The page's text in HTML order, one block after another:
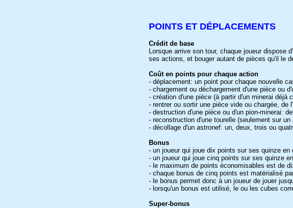
POINTS ET DÉPLACEMENTS
Crédit de base
Lorsque arrive son tour, chaque joueur dispose
ses actions, et bouger autant de pièces qu'il le
Coût en points pour chaque action
- déplacement: un point pour chaque nouvelle
- chargement ou déchargement d'une pièce ou
- création d'une pièce (à partir d'un minerai déjà
- rentrer ou sortir une pièce vide ou chargée,
- destruction d'une pièce ou d'un pion-minerai:
- reconstruction d'une tourelle (seulement sur
- décollage d'un astronef: un, deux, trois ou
Bonus
- un joueur qui joue dix points sur ses quinze en
- un joueur qui joue cinq points sur ses quinze
- le maximum de points économisables est de
- chaque bonus de cinq points est matérialisé
- le bonus permet donc à un joueur de jouer
- lorsqu'un bonus est utilisé, le ou les cubes
Super-bonus